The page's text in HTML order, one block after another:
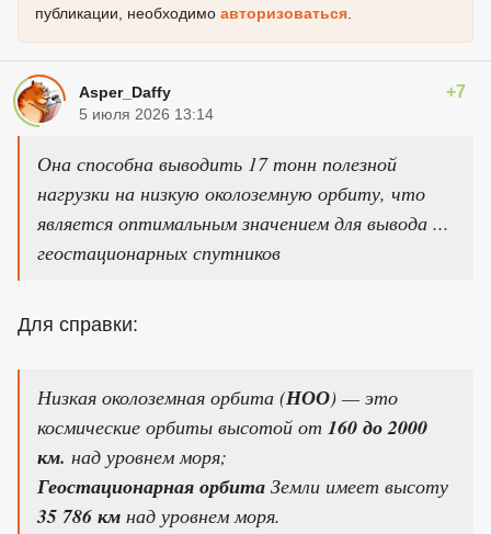
публикации, необходимо авторизоваться
Asper_Daffy +7
5 июля 2026 13:14
Она способна выводить 17 тонн полезной
нагрузки на низкую околоземную орбиту, что
является оптимальным значением для вывода ...
геостационарных спутников
Для справки:
Низкая околоземная орбита (НОО) — это
космические орбиты высотой от 160 до 2000
км. над уровнем моря;
Геостационарная орбита Земли имеет высоту
35 786 км над уровнем моря.